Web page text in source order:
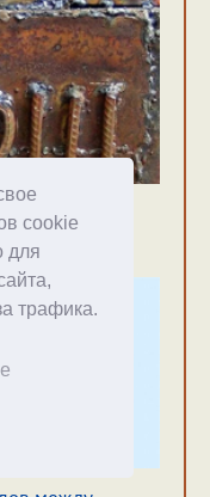
cookie
для
трафика.
ракет